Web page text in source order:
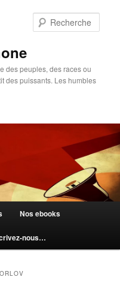
des peuples, des races ou
des puissants. Les humbles
Nos ebooks
nous…